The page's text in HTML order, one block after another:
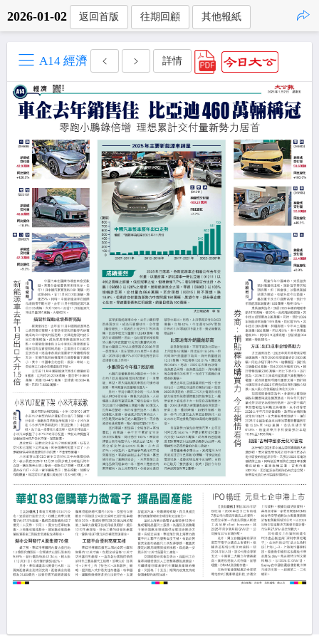
2026-01-02 返回首版 往期回顧 其他報紙
A14 經濟 詳情